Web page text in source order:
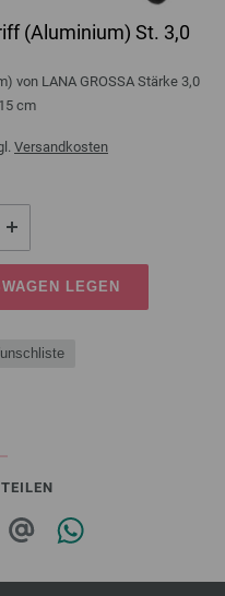
(Aluminium) St. 3,0
von LANA GROSSA Stärke 3,0
cm
Versandkosten
LEGEN